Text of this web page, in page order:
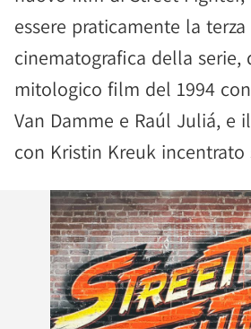
essere praticamente la
cinematografica della serie,
mitologico film del 1994
Van Damme e Raúl Juliá, e
con Kristin Kreuk incentrato